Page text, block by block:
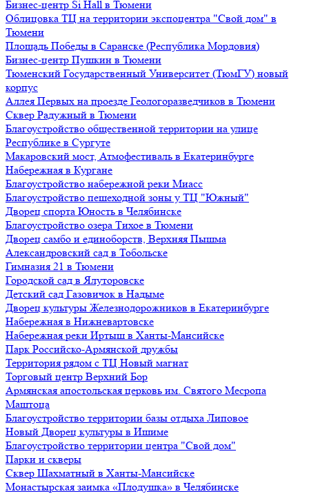
Бизнес-центр Si Hall в Тюмени
Облицовка ТЦ на территории экспоцентра "Свой дом" в
Тюмени
Площадь Победы в Саранске (Республика Мордовия)
Бизнес-центр Пушкин в Тюмени
Тюменский Государственный Университет (ТюмГУ) новый
корпус
Аллея Первых на проезде Геологоразведчиков в Тюмени
Сквер Радужный в Тюмени
Благоустройство общественной территории на улице
Республике в Сургуте
Макаровский мост, Атмофестиваль в Екатеринбурге
Набережная в Кургане
Благоустройство набережной реки Миасс
Благоустройство пешеходной зоны у ТЦ "Южный"
Дворец спорта Юность в Челябинске
Благоустройство озера Тихое в Тюмени
Дворец самбо и единоборств, Верхняя Пышма
Александровский сад в Тобольске
Гимназия 21 в Тюмени
Городской сад в Ялуторовске
Детский сад Газовичок в Надыме
Дворец культуры Железнодорожников в Екатеринбурге
Набережная в Нижневартовске
Набережная реки Иртыш в Ханты-Мансийске
Парк Российско-Армянской дружбы
Территория рядом с ТЦ Новый магнат
Торговый центр Верхний Бор
Армянская апостольская церковь им. Святого Месропа
Маштоца
Благоустройство территории базы отдыха Липовое
Нoвый Двoрeц культуры в Ишимe
Благоустройство территории центра "Свой дом"
Парки и скверы
Сквер Шахматный в Ханты-Мансийске
Монастырская заимка «Плодушка» в Челябинске